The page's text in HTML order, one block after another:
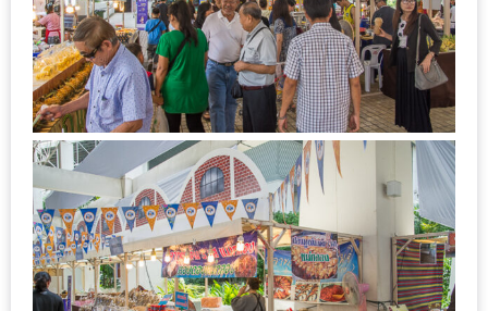
ส่วนลด
พิเศษ
ร้าน
อาหาร
เชียงใหม่
หนาว
นัก
ใช่